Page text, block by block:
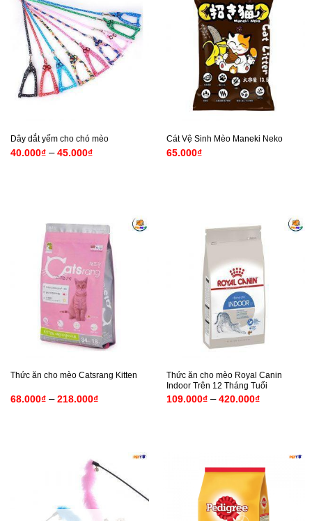
Dây dắt yếm cho chó mèo
40.000₫ – 45.000₫Khoảng
Cát Vệ Sinh Mèo Maneki Neko
65.000₫
Thức ăn cho mèo Catsrang Kitten
68.000₫ – 218.000₫Khoảng
Thức ăn cho mèo Royal Canin
Indoor Trên 12 Tháng Tuổi
109.000₫ – 420.000₫Khoảng